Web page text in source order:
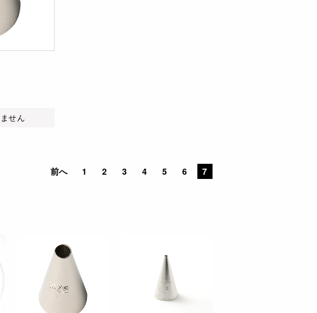
せん
前へ 1 2 3 4 5 6 7